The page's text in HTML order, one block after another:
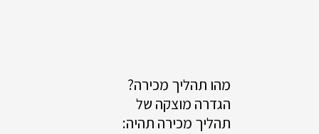
מהו תהליך מכירה?
הגדרה מוצקה של
תהליך מכירה תהיה: